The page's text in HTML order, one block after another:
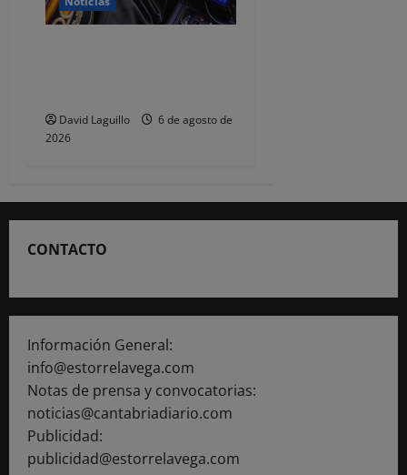
David Laguillo
6 de agosto de
2026
CONTACTO
Información General:
info@estorrelavega.com
Notas de prensa y convocatorias:
noticias@cantabriadiario.com
Publicidad:
publicidad@estorrelavega.com